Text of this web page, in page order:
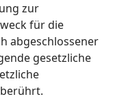
zur
für die
abgeschlossener
gesetzliche